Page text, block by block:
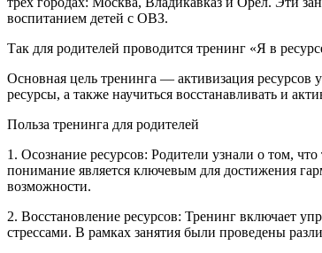
воспитанием детей с ОВЗ.
Так для родителей проводится тренинг «Я в
Основная цель тренинга — активизация
ресурсы, а также научиться восстанавливать и
Польза тренинга для родителей
1. Осознание ресурсов: Родители узнали о том,
понимание является ключевым для достижения
возможности.
2. Восстановление ресурсов: Тренинг включает
стрессами. В рамках занятия были проведены